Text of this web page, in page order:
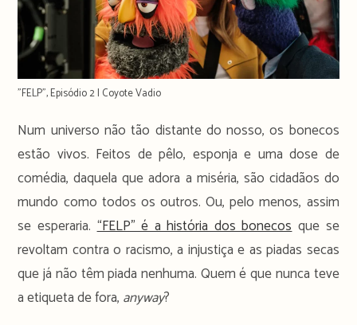
"FELP", Episódio 2 | Coyote Vadio
Num universo não tão distante do nosso, os bonecos
estão vivos. Feitos de pêlo, esponja e uma dose de
comédia, daquela que adora a miséria, são cidadãos do
mundo como todos os outros. Ou, pelo menos, assim
se esperaria.“FELP” é a história dos bonecosque se
revoltam contra o racismo, a injustiça e as piadas secas
que já não têm piada nenhuma. Quem é que nunca teve
a etiqueta de fora, anyway?